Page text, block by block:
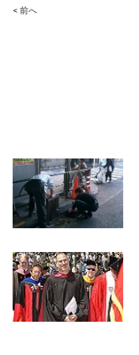
Post
< 前へ